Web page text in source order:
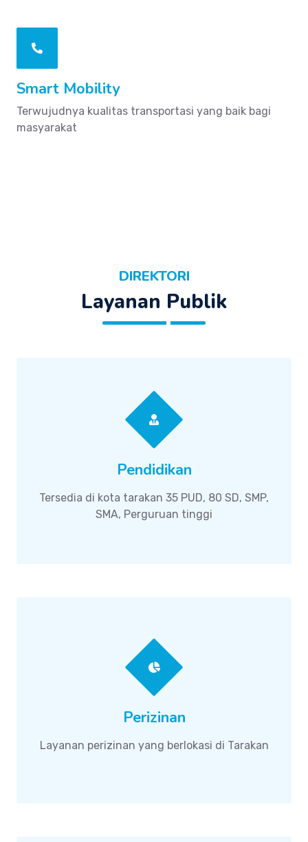
Smart Mobility
Terwujudnya kualitas transportasi yang baik bagi
masyarakat
DIREKTORI
Layanan Publik
Pendidikan
Tersedia di kota tarakan 35 PUD, 80 SD, SMP,
SMA, Perguruan tinggi
Perizinan
Layanan perizinan yang berlokasi di Tarakan